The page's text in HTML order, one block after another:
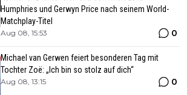
Humphries und Gerwyn Price nach seinem World-
Matchplay-Titel
Aug 08, 15:53 0
Michael van Gerwen feiert besonderen Tag mit
Tochter Zoë: „Ich bin so stolz auf dich“
Aug 08, 13:15 0